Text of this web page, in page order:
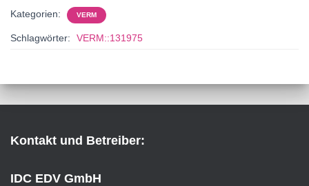
Kategorien: VERM
Schlagwörter: VERM::131975
Kontakt und Betreiber:
IDC EDV GmbH